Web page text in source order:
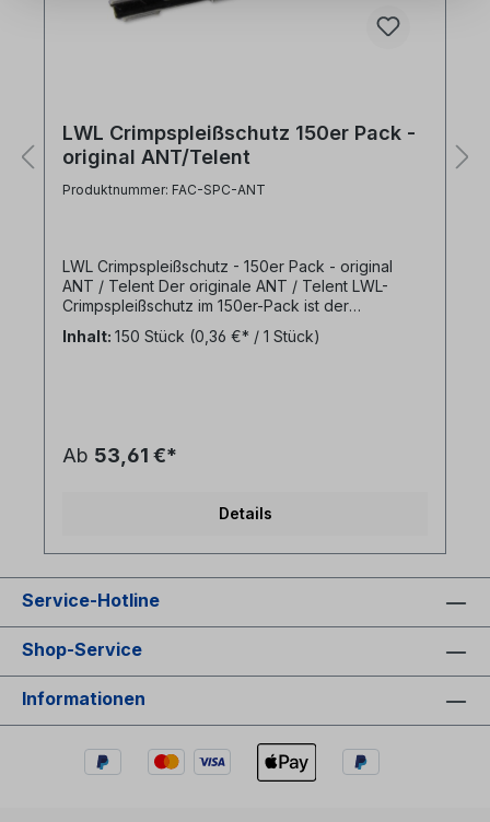
LWL Crimpspleißschutz 150er Pack -
original ANT/Telent
Produktnummer: FAC-SPC-ANT
LWL Crimpspleißschutz - 150er Pack - original
ANT / Telent Der originale ANT / Telent LWL-
Crimpspleißschutz im 150er-Pack ist der
unangefochtene Industriestandard für den
professionellen Glasfaserausbau in Deutschland.
mechanischen Schutz und dauerhafte
Telent wählen?Industriestandard: Dies ist der
ursprüngliche Spleißschutz, welcher schon seit
Materialgüte: Perfekt abgestimmte Materialstärke
des Aluminiums – verhindert das gefürchtete
Crimpen.Faserschonende Inneneinlage: Eine
Kautschukmasse umschließt die Glasfaser und
schützt die sensible 250µm-Glasfaser zuverlässig
vor Mikrobegleitkratzern und Dämpfungsverlusten
allen Standard-Spleißkassetten mit Crimp-Haltern.
Spezifikationen im ÜberblickHersteller / Marke:
Inhalt: 150 Stück (0,36 €* / 1 Stück)
Ab 53,61 €*
Details
Service-Hotline
Shop-Service
Informationen